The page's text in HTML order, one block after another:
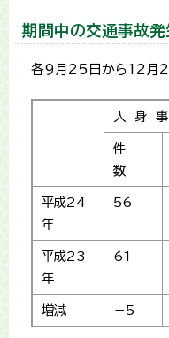
期間中の交通事故発
各9月25日から12月
人 身
件
数
平成24
年
56
平成23
年
61
増減 －5